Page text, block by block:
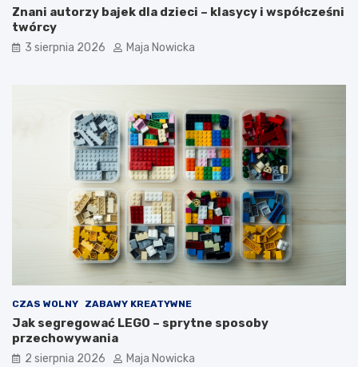
Znani autorzy bajek dla dzieci – klasycy i współcześni
twórcy
3 sierpnia 2026 Maja Nowicka
CZAS WOLNY ZABAWY KREATYWNE
Jak segregować LEGO – sprytne sposoby
przechowywania
2 sierpnia 2026 Maja Nowicka